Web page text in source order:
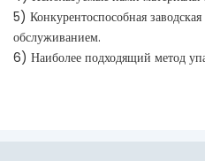
5) Конкурентоспособная
обслуживанием.
6) Наиболее подходящий метод